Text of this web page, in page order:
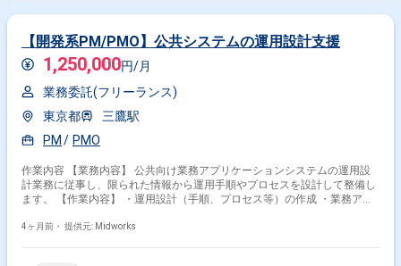
【開発系PM/PMO】公共システムの運用設計支援
1,250,000円/月
業務委託(フリーランス)
東京都
三鷹駅
PM
PMO
作業内容 【業務内容】 公共向け業務アプリケーションシステムの運用設
計業務に従事し、限られた情報から運用手順やプロセスを設計して整備し
ます。 【作業内容】 ・運用設計（手順、プロセス等）の作成 ・業務アプ
ステム開発全体に関与し、上流から運用設計まで対応 ・関係者とのコミュ
4ヶ月前・ 提供元: Midworks